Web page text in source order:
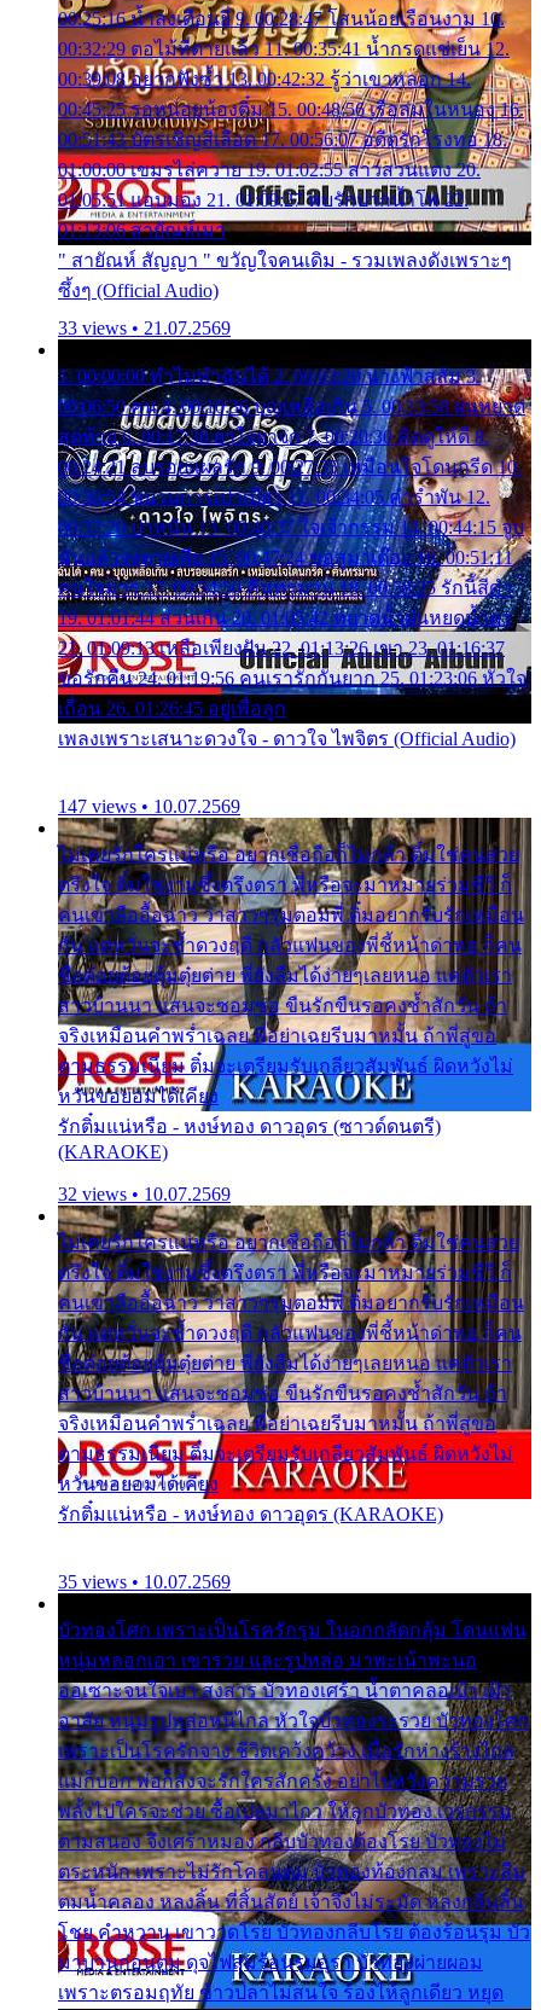
00:25:16 น้ำลงเดือนยี่ 9. 00:28:47 โสนน้อยเรือนงาม 10.
00:32:29 ตอไม้ที่ตายแล้ว 11. 00:35:41 น้ำกรดแช่เย็น 12.
00:39:08 อยากฟังซ้ำ 13. 00:42:32 รู้ว่าเขาหลอก 14.
00:45:25 รอหน่อยน้องติ๋ม 15. 00:48:56 เรือล่มในหนอง 16.
00:51:43 บัตรเชิญสีเลือด 17. 00:56:07 อดีตรักโรงทอ 18.
01:00:00 เขมรไล่ควาย 19. 01:02:55 สาวสวนแตง 20.
01:05:51 แอบมอง 21. 01:09:27 พบรักปากน้ำโพ 22.
01:13:06 สายัณห์เมา
" สายัณห์ สัญญา " ขวัญใจคนเดิม - รวมเพลงดังเพราะๆ
ซึ้งๆ (Official Audio)
33 views • 21.07.2569
1. 00:00:00 ทำไมทำฉันได้ 2. 00:03:20 นางฟ้าสลัม 3.
00:06:50 คน 4. 00:10:36 บุญเหลือเกิน 5. 00:13:58 ฝนหยาด
สุดท้าย 6. 00:17:30 ยาใจยาจก 7. 00:20:30 คิดดูให้ดี 8.
00:24:21 ลบรอยแผลรัก 9. 00:27:35 เหมือนใจโดนกรีด 10.
00:30:54 ขบวนการเปาเปียว 11. 00:34:05 คำรำพัน 12.
00:37:20 ปาหนัน 13. 00:40:37 ใจเจ้ากรรม 14. 00:44:15 จูบ
ฉันแล้วจงตายเสีย 15. 00:47:24 ขอสูมาเต๊อะ 16. 00:51:11
คนใจมาร 17. 00:54:50 คืนทรมาน 18. 00:58:25 รักนี้สีดำ
19. 01:01:44 ส่วนเกิน 20. 01:05:42 หยาดน้ำฝนหยดน้ำตา
21. 01:09:13 เหลือเพียงฝัน 22. 01:13:26 เขา 23. 01:16:37
ขอรักคืน 24. 01:19:56 คนเรารักกันยาก 25. 01:23:06 หัวใจ
เถื่อน 26. 01:26:45 อยู่เพื่อลูก
เพลงเพราะเสนาะดวงใจ - ดาวใจ ไพจิตร (Official Audio)
147 views • 10.07.2569
ไม่เคยรักใครแน่หรือ อยากเชื่อถือก็ไม่กล้า ติ๋มใช่คนสวย
ตรึงใจ ติ๋มใช่งามซึ้งตรึงตรา พี่หรือจะมาหมายร่วมชีวี ก็
คนเขาลืออื้อฉาว ว่าสาวๆรุมตอมพี่ ติ๋มอยากรับรักเหมือน
กัน แต่หวั่นจะช้ำดวงฤดี กลัวแฟนของพี่ชี้หน้าด่าทอ ก็คน
ชื่อต๋อยต้อยตุ้มตุ๋ยต่าย พี่ยังลืมได้ง่ายๆเลยหนอ แค่ตัวเรา
สาวบ้านนา แสนจะซอมซ่อ ขืนรักขืนรอคงช้ำสักวัน ถ้า
จริงเหมือนคำพร่ำเฉลย พี่อย่าเฉยรีบมาหมั้น ถ้าพี่สู่ขอ
ตามธรรมเนียม ติ๋มจะเตรียมรับเกลียวสัมพันธ์ ผิดหวังไม่
หวั่นขอยอมได้เคียง
รักติ๋มแน่หรือ - หงษ์ทอง ดาวอุดร (ซาวด์ดนตรี)
(KARAOKE)
32 views • 10.07.2569
ไม่เคยรักใครแน่หรือ อยากเชื่อถือก็ไม่กล้า ติ๋มใช่คนสวย
ตรึงใจ ติ๋มใช่งามซึ้งตรึงตรา พี่หรือจะมาหมายร่วมชีวี ก็
คนเขาลืออื้อฉาว ว่าสาวๆรุมตอมพี่ ติ๋มอยากรับรักเหมือน
กัน แต่หวั่นจะช้ำดวงฤดี กลัวแฟนของพี่ชี้หน้าด่าทอ ก็คน
ชื่อต๋อยต้อยตุ้มตุ๋ยต่าย พี่ยังลืมได้ง่ายๆเลยหนอ แค่ตัวเรา
สาวบ้านนา แสนจะซอมซ่อ ขืนรักขืนรอคงช้ำสักวัน ถ้า
จริงเหมือนคำพร่ำเฉลย พี่อย่าเฉยรีบมาหมั้น ถ้าพี่สู่ขอ
ตามธรรมเนียม ติ๋มจะเตรียมรับเกลียวสัมพันธ์ ผิดหวังไม่
หวั่นขอยอมได้เคียง
รักติ๋มแน่หรือ - หงษ์ทอง ดาวอุดร (KARAOKE)
35 views • 10.07.2569
บัวทองโศก เพราะเป็นโรครักรุม ในอกกลัดกลุ้ม โดนแฟน
หนุ่มหลอกเอา เขารวย และรูปหล่อ มาพะเน้าพะนอ
ออเซาะจนใจเบา สงสาร บัวทองเศร้า น้ำตาคลอเบ้า เฝ้า
อาลัย หนุ่มรูปหล่อหนีไกล หัวใจบัวทองระรวย บัวทองโศก
เพราะเป็นโรครักจาง ชีวิตเคว้งคว้าง เมื่อรักห่างร้างไกล
แม่ก็บอก พ่อก็สั่งจะรักใครสักครั้ง อย่าไปหวังความรวย
พลั้งไปใครจะช่วย ซื้อเปลมาไกว ให้ลูกบัวทอง เวรกรรม
ตามสนอง จึงเศร้าหมอง กลีบบัวทองต้องโรย บัวทองไม่
ตระหนัก เพราะไม่รักโคลนตม บัวทองท้องกลม เพราะลืม
ตมน้ำคลอง หลงลิ้น ที่สิ้นสัตย์ เจ้าจึงไม่ระมัด หลงกลิ่นลิ้น
โชย คำหวาน เขาวาดโรย บัวทองกลีบโรย ต้องร้อนรุม บัว
มาบานก่อนตูม ดุจไฟสุมร้อนรุมอุรา บัวทองผ่ายผอม
เพราะตรอมฤทัย ข้าวปลาไม่สนใจ ร้องไห้ลูกเดียว หยุด